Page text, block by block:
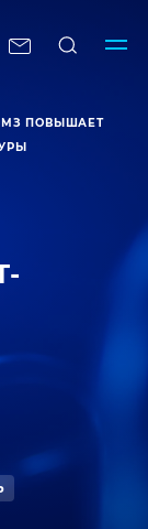
ПОВЫШАЕТ